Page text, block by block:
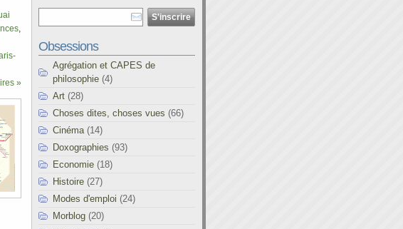
,
»
Obsessions
Agrégation et CAPES de
philosophie (4)
Art (28)
Choses dites, choses vues (66)
Cinéma (14)
Doxographies (93)
Economie (18)
Histoire (27)
Modes d'emploi (24)
Morblog (20)